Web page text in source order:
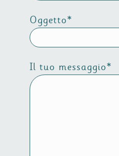
Oggetto*
Il tuo messaggio*